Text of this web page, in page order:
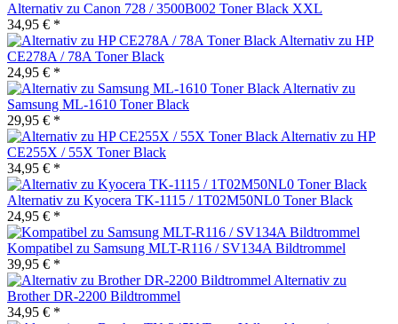
Alternativ zu Canon 728 / 3500B002 Toner Black XXL
34,95 € *
Alternativ zu HP
CE278A / 78A Toner Black
24,95 € *
Alternativ zu
Samsung ML-1610 Toner Black
29,95 € *
Alternativ zu HP
CE255X / 55X Toner Black
34,95 € *
Alternativ zu Kyocera TK-1115 / 1T02M50NL0 Toner Black
24,95 € *
Kompatibel zu Samsung MLT-R116 / SV134A Bildtrommel
39,95 € *
Alternativ zu
Brother DR-2200 Bildtrommel
34,95 € *